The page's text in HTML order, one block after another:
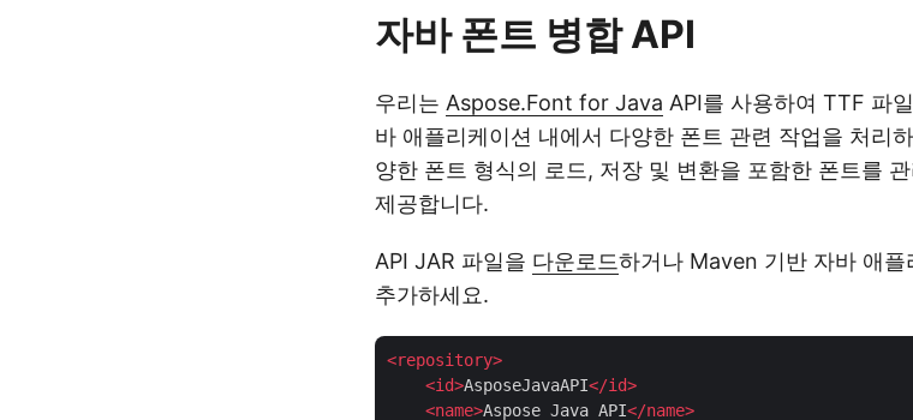
자바 폰트 병합 API
우리는 Aspose.Font for Java API를 사용하여 TTF 파
바 애플리케이션 내에서 다양한 폰트 관련 작업을 처리
양한 폰트 형식의 로드, 저장 및 변환을 포함한 폰트를
제공합니다.
API JAR 파일을 다운로드하거나 Maven 기반 자바 애플
추가하세요.
<repository>
<id>AsposeJavaAPI</id>
<name>Aspose Java API</name>